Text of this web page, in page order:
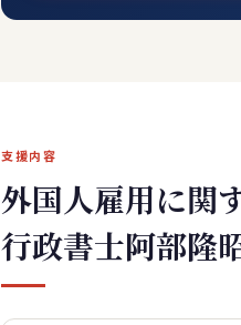
支援内容
外国人雇用に関
行政書士阿部隆